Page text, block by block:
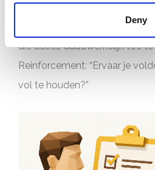
Deny
Voor Knowledge: “Weet je
anders moet uitvoeren?” Bij
die acties daadwerkelijk toe te
Reinforcement: “Ervaar je
vol te houden?”